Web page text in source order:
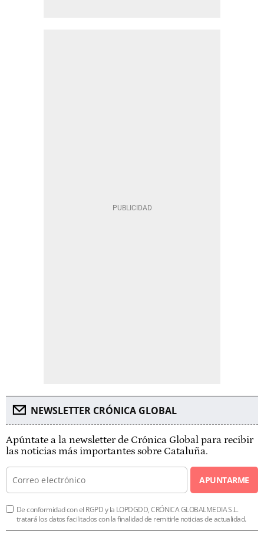
NEWSLETTER CRÓNICA GLOBAL
Apúntate a la newsletter de Crónica Global para recibir
las noticias más importantes sobre Cataluña.
APUNTARME
De conformidad con el RGPD y la LOPDGDD, CRÓNICA GLOBALMEDIA S.L.
tratará los datos facilitados con la finalidad de remitirle noticias de actualidad.